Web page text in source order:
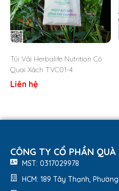
Mức chịu tải: Từ 5 đến 10
Công nghệ in logo: In
Túi Vải Herbalife Nutrition Có
Quai Xách TVC01-4
Liên hệ
CÔNG TY CỔ PHẦN
MST: 0317029978
HCM: 189 Tây Thạnh,